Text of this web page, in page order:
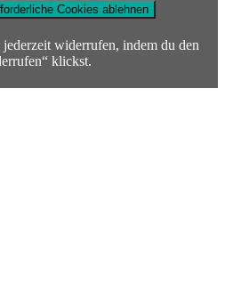
Cookies ablehnen
widerrufen, indem du den
klickst.